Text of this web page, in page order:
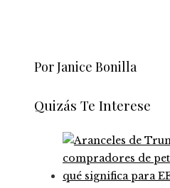
Por Janice Bonilla
Quizás Te Interese